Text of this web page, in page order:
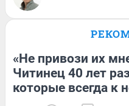
«Не привози их
Читинец 40 лет
которые всегда к